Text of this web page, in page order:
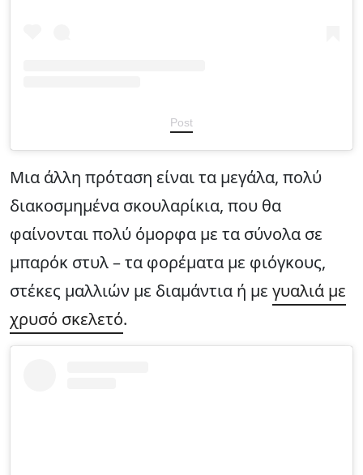
Post
Μια άλλη πρόταση είναι τα μεγάλα, πολύ
διακοσμημένα σκουλαρίκια, που θα
φαίνονται πολύ όμορφα με τα σύνολα σε
μπαρόκ στυλ – τα φορέματα με φιόγκους,
στέκες μαλλιών με διαμάντια ή με γυαλιά με
χρυσό σκελετό.